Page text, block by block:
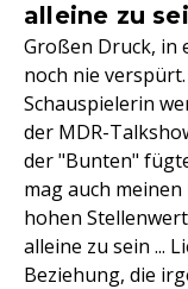
alleine zu
Großen Druck, in
noch nie
Schauspielerin
der MDR-
der "Bunten"
mag auch
hohen
alleine zu sein ...
Beziehung, die